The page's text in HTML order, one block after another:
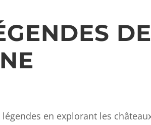
en explorant les